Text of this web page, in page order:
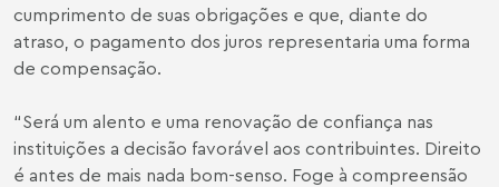
cumprimento de suas obrigações e que, diante do
atraso, o pagamento dos juros representaria uma forma
de compensação.
“Será um alento e uma renovação de confiança nas
instituições a decisão favorável aos contribuintes. Direito
é antes de mais nada bom-senso. Foge à compreensão